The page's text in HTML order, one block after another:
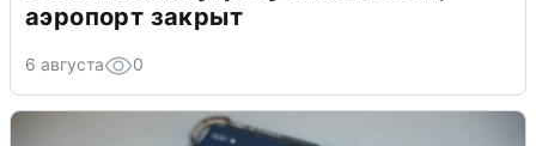
аэропорт закрыт
6 августа 0